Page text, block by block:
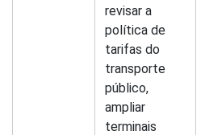
revisar a
política de
tarifas do
transporte
público,
ampliar
terminais